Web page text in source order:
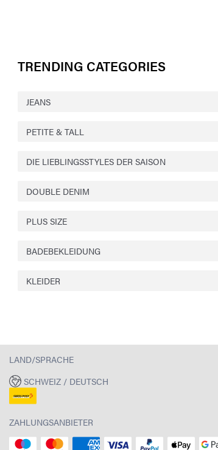
TRENDING CATEGORIES
JEANS
PETITE & TALL
DIE LIEBLINGSSTYLES DER SAISON
DOUBLE DENIM
PLUS SIZE
BADEBEKLEIDUNG
KLEIDER
LAND/SPRACHE
SCHWEIZ / DEUTSCH
ZAHLUNGSANBIETER